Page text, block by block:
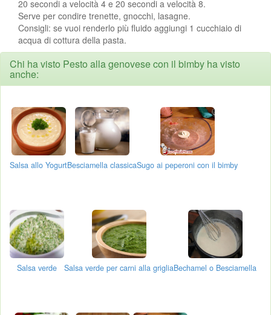
20 secondi a velocità 4 e 20 secondi a velocità 8.
Serve per condire trenette, gnocchi, lasagne.
Consigli: se vuoi renderlo più fluido aggiungi 1 cucchiaio di
acqua di cottura della pasta.
Chi ha visto Pesto alla genovese con il bimby ha visto
anche:
Salsa allo YogurtBesciamella classicaSugo ai peperoni con il bimby
Salsa verde Salsa verde per carni alla grigliaBechamel o Besciamella